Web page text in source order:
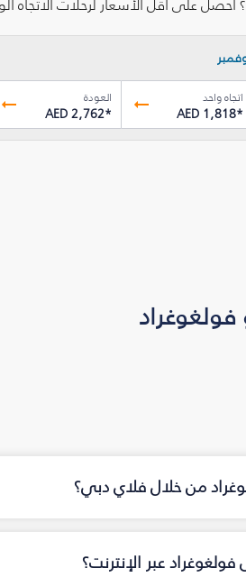
اتجاه واحد
AED 1,818*
العودة
AED 2,762*
من خلال فلاي دبي؟
عبر الإنترنت؟